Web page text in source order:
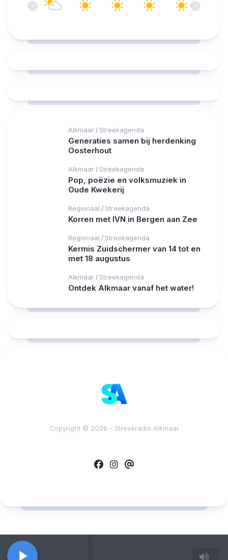
‹ ›
Alkmaar / Streekagenda
Generaties samen bij herdenking
Oosterhout
Alkmaar / Streekagenda
Pop, poëzie en volksmuziek in
Oude Kwekerij
Regionaal / Streekagenda
Korren met IVN in Bergen aan Zee
Regionaal / Streekagenda
Kermis Zuidschermer van 14 tot en
met 18 augustus
Alkmaar / Streekagenda
Ontdek Alkmaar vanaf het water!
Copyright © 2026 - Streekradio Alkmaar